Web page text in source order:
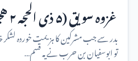
غزوہ سویق (۵ ذی الحجہ ۲ هجری)
بدر سے جب مشرکین کا ہزیمت خوردہ لشکر
تو ابوسفیان بن حرب نے یہ قسم…